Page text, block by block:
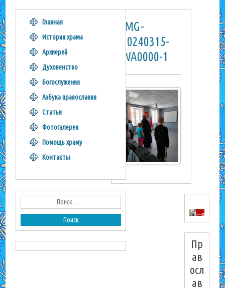
IMG-
20240315-
WA0000-1
Пр
ав
осл
ав
Главная
История храма
Архиерей
Духовенство
Богослужения
Азбука православия
Статьи
Фотогалерея
Помощь храму
Контакты